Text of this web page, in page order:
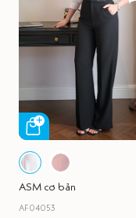
ASM cơ bản
AF04053